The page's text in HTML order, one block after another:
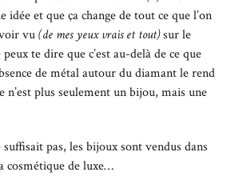
idée et que ça change de tout ce que l’on
vu(de mes yeux vrais et tout)sur le
te dire que c’est au-delà de ce que
de métal autour du diamant le rend
n’est plus seulement un bijou, mais une
pas, les bijoux sont vendus dans
cosmétique de luxe…